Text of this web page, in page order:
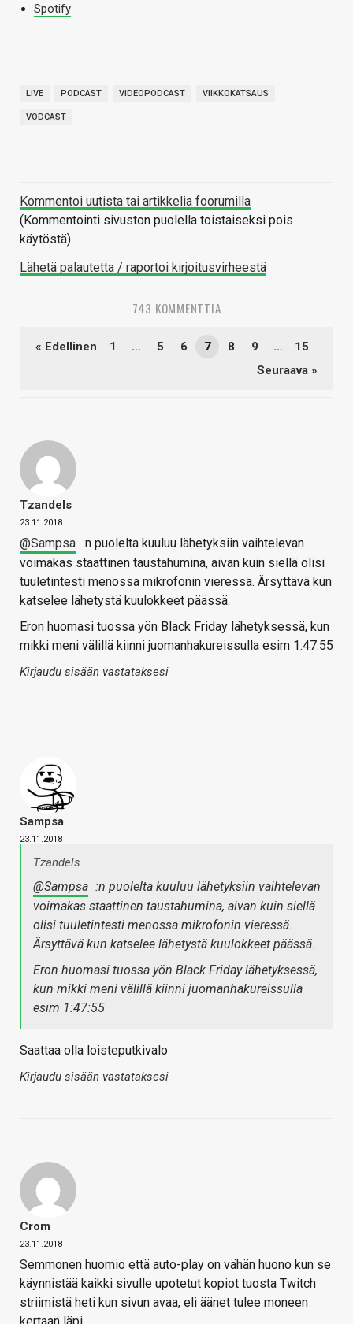
Spotify
LIVE PODCAST VIDEOPODCAST VIIKKOKATSAUS
VODCAST
Kommentoi uutista tai artikkelia foorumilla
(Kommentointi sivuston puolella toistaiseksi pois
käytöstä)
Lähetä palautetta / raportoi kirjoitusvirheestä
743 KOMMENTTIA
« Edellinen 1 … 5 6 7 8 9 …
15
Seuraava »
Tzandels
23.11.2018
@Sampsa :n puolelta kuuluu lähetyksiin vaihtelevan
voimakas staattinen taustahumina, aivan kuin siellä olisi
tuuletintesti menossa mikrofonin vieressä. Ärsyttävä kun
katselee lähetystä kuulokkeet päässä.
Eron huomasi tuossa yön Black Friday lähetyksessä, kun
mikki meni välillä kiinni juomanhakureissulla esim 1:47:55
Kirjaudu sisään vastataksesi
Sampsa
23.11.2018
Tzandels
@Sampsa :n puolelta kuuluu lähetyksiin vaihtelevan
voimakas staattinen taustahumina, aivan kuin siellä
olisi tuuletintesti menossa mikrofonin vieressä.
Ärsyttävä kun katselee lähetystä kuulokkeet päässä.
Eron huomasi tuossa yön Black Friday lähetyksessä,
kun mikki meni välillä kiinni juomanhakureissulla
esim 1:47:55
Saattaa olla loisteputkivalo
Kirjaudu sisään vastataksesi
Crom
23.11.2018
Semmonen huomio että auto-play on vähän huono kun se
käynnistää kaikki sivulle upotetut kopiot tuosta Twitch
striimistä heti kun sivun avaa, eli äänet tulee moneen
kertaan läpi.